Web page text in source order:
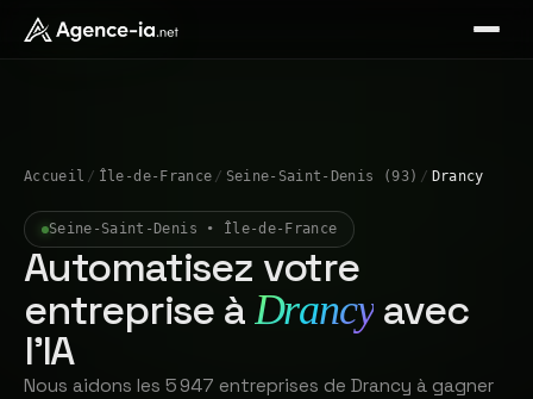
Accueil / Île-de-France / Seine-Saint-Denis (93) / Drancy
Seine-Saint-Denis • Île-de-France
Automatisez votre
entreprise à Drancy avec
l'IA
Nous aidons les 5 947 entreprises de Drancy à gagner